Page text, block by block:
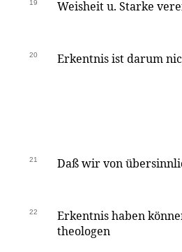
19 Weisheit u. Starke
20 Erkentnis ist darum
21 Daß wir von
22
Erkentnis haben
theologen